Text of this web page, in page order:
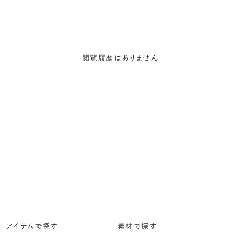
閲覧履歴はありません
アイテムで探す
素材で探す